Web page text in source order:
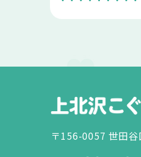
〒156-0057 世田